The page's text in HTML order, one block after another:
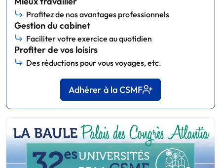
Profitez de nos avantages professionnels
Gestion du cabinet
Faciliter votre exercice au quotidien
Profiter de vos loisirs
Des réductions pour vous voyages, etc.
Adhérer à la CSMF